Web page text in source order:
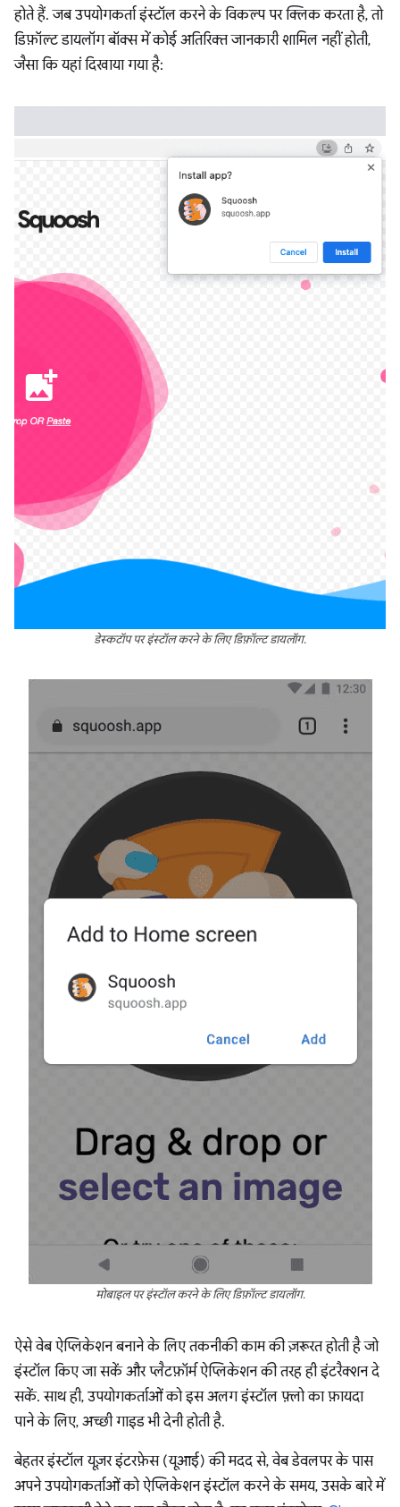
होते हैं. जब उपयोगकर्ता इंस्टॉल करने के विकल्प पर क्लिक करता है, तो
डिफ़ॉल्ट डायलॉग बॉक्स में कोई अतिरिक्त जानकारी शामिल नहीं होती,
जैसा कि यहां दिखाया गया है:
डेस्कटॉप पर इंस्टॉल करने के लिए डिफ़ॉल्ट डायलॉग.
मोबाइल पर इंस्टॉल करने के लिए डिफ़ॉल्ट डायलॉग.
ऐसे वेब ऐप्लिकेशन बनाने के लिए तकनीकी काम की ज़रूरत होती है जो
इंस्टॉल किए जा सकें और प्लैटफ़ॉर्म ऐप्लिकेशन की तरह ही इंटरैक्शन दे
सकें. साथ ही, उपयोगकर्ताओं को इस अलग इंस्टॉल फ़्लो का फ़ायदा
पाने के लिए, अच्छी गाइड भी देनी होती है.
बेहतर इंस्टॉल यूज़र इंटरफ़ेस (यूआई) की मदद से, वेब डेवलपर के पास
अपने उपयोगकर्ताओं को ऐप्लिकेशन इंस्टॉल करने के समय, उसके बारे में